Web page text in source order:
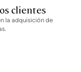
clientes
la adquisición de